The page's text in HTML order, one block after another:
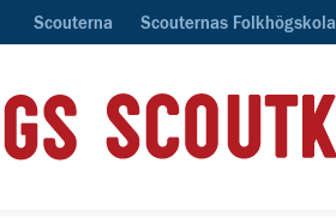
Scouterna Scouternas Folkhögskola